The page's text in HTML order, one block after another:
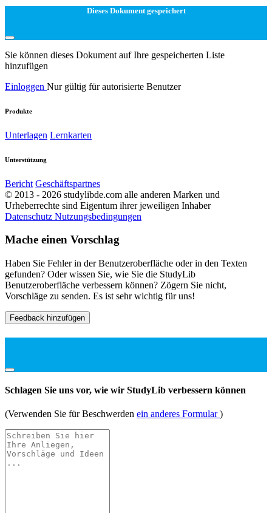
Dieses Dokument gespeichert
Sie können dieses Dokument auf Ihre gespeicherten Liste
hinzufügen
Einloggen Nur gültig für autorisierte Benutzer
Produkte
Unterlagen Lernkarten
Unterstützung
Bericht Geschäftspartnes
© 2013 - 2026 studylibde.com alle anderen Marken und
Urheberrechte sind Eigentum ihrer jeweiligen Inhaber
Datenschutz Nutzungsbedingungen
Mache einen Vorschlag
Haben Sie Fehler in der Benutzeroberfläche oder in den Texten
gefunden? Oder wissen Sie, wie Sie die StudyLib
Benutzeroberfläche verbessern können? Zögern Sie nicht,
Vorschläge zu senden. Es ist sehr wichtig für uns!
Feedback hinzufügen
Schlagen Sie uns vor, wie wir StudyLib verbessern können
(Verwenden Sie für Beschwerden ein anderes Formular)